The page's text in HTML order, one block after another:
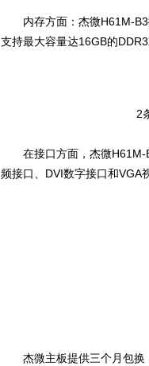
内存方面：杰微H61M-B3
支持最大容量达16GB的
2
在接口方面，杰微H61M-
频接口、DVI数字接口和VGA
杰微主板提供三个月包换